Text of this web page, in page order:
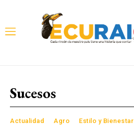
Sucesos
Actualidad Agro Estilo y Bienestar